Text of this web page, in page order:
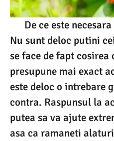
De ce este
Nu sunt deloc putini
se face de fapt
presupune mai exact
este deloc o intrebare
contra. Raspunsul la
putea sa va ajute
asa ca ramaneti